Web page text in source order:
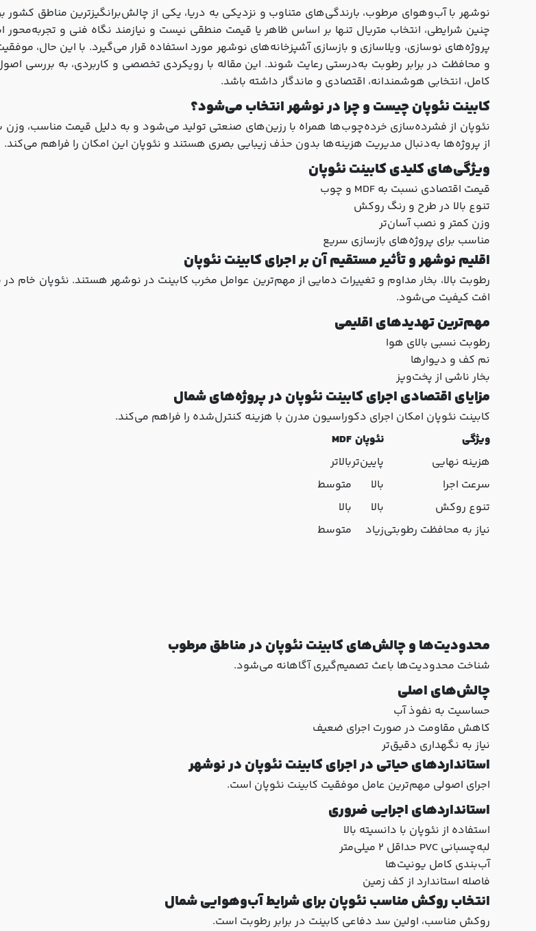
نوشهر با آب‌وهوای مرطوب، بارندگی‌های متناوب و نزدیکی به دریا، یکی از چالش‌برانگیزترین مناطق
چنین شرایطی، انتخاب متریال تنها بر اساس ظاهر یا قیمت منطقی نیست و نیازمند نگاه فنی و
پروژه‌های نوسازی، ویلاسازی و بازسازی آشپزخانه‌های نوشهر مورد استفاده قرار می‌گیرد. با این حال،
و محافظت در برابر رطوبت به‌درستی رعایت شوند. این مقاله با رویکردی تخصصی و کاربردی، به بررسی
کامل، انتخابی هوشمندانه، اقتصادی و ماندگار داشته باشد.
کابینت نئوپان چیست و چرا در نوشهر انتخاب می‌شود؟
نئوپان از فشرده‌سازی خرده‌چوب‌ها همراه با رزین‌های صنعتی تولید می‌شود و به دلیل قیمت مناسب، وزن
از پروژه‌ها به‌دنبال مدیریت هزینه‌ها بدون حذف زیبایی بصری هستند و نئوپان این امکان را فراهم می‌کند.
ویژگی‌های کلیدی کابینت نئوپان
قیمت اقتصادی نسبت به MDF و چوب
تنوع بالا در طرح و رنگ روکش
وزن کمتر و نصب آسان‌تر
مناسب برای پروژه‌های بازسازی سریع
اقلیم نوشهر و تأثیر مستقیم آن بر اجرای کابینت نئوپان
رطوبت بالا، بخار مداوم و تغییرات دمایی از مهم‌ترین عوامل مخرب کابینت در نوشهر هستند. نئوپان خام
افت کیفیت می‌شود.
مهم‌ترین تهدیدهای اقلیمی
رطوبت نسبی بالای هوا
نم کف و دیوارها
بخار ناشی از پخت‌وپز
مزایای اقتصادی اجرای کابینت نئوپان در پروژه‌های شمال
کابینت نئوپان امکان اجرای دکوراسیون مدرن با هزینه کنترل‌شده را فراهم می‌کند.
ویژگی
نئوپان MDF
هزینه نهایی
پایین‌تربالاتر
سرعت اجرا
بالا
متوسط
تنوع روکش
بالا
بالا
نیاز به محافظت رطوبتیزیاد متوسط
محدودیت‌ها و چالش‌های کابینت نئوپان در مناطق مرطوب
شناخت محدودیت‌ها باعث تصمیم‌گیری آگاهانه می‌شود.
چالش‌های اصلی
حساسیت به نفوذ آب
کاهش مقاومت در صورت اجرای ضعیف
نیاز به نگهداری دقیق‌تر
استانداردهای حیاتی در اجرای کابینت نئوپان در نوشهر
اجرای اصولی مهم‌ترین عامل موفقیت کابینت نئوپان است.
استانداردهای اجرایی ضروری
استفاده از نئوپان با دانسیته بالا
لبه‌چسبانی PVC حداقل ۲ میلی‌متر
آب‌بندی کامل یونیت‌ها
فاصله استاندارد از کف زمین
انتخاب روکش مناسب نئوپان برای شرایط آب‌وهوایی شمال
روکش مناسب، اولین سد دفاعی کابینت در برابر رطوبت است.